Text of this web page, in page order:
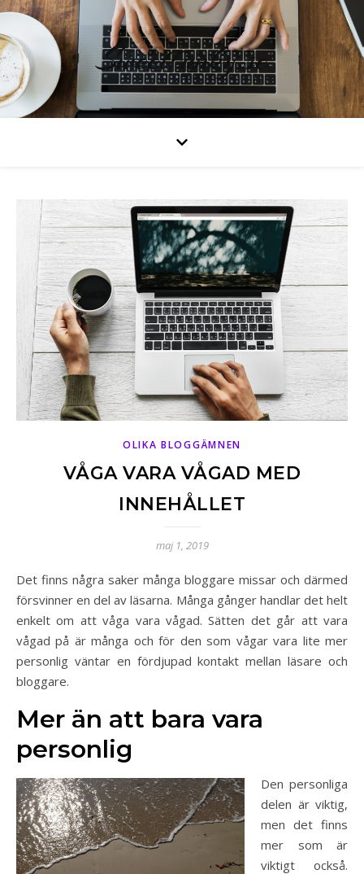
Sweetfunky.se
OLIKA BLOGGÄMNEN
VÅGA VARA VÅGAD MED
INNEHÅLLET
maj 1, 2019
Det finns några saker många bloggare missar och därmed
försvinner en del av läsarna. Många gånger handlar det helt
enkelt om att våga vara vågad. Sätten det går att vara
vågad på är många och för den som vågar vara lite mer
personlig väntar en fördjupad kontakt mellan läsare och
bloggare.
Mer än att bara vara
personlig
Den personliga
delen är viktig,
men det finns
mer som är
viktigt också.